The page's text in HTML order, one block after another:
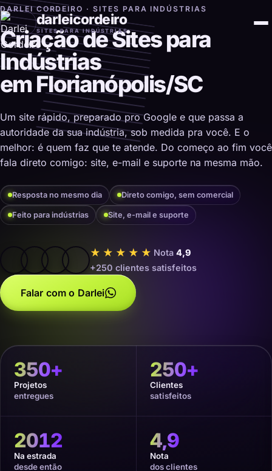
darleicordeiro
SITES PARA INDÚSTRIAS
DARLEI CORDEIRO · SITES PARA INDÚSTRIAS
Criação de Sites para
Indústrias
em Florianópolis/SC
Um site rápido, preparado pro Google e que passa a
autoridade da sua indústria, sob medida pra você. E o
melhor: é quem faz que te atende. Do começo ao fim você
fala direto comigo: site, e-mail e suporte na mesma mão.
Resposta no mesmo dia Direto comigo, sem comercial
Feito para indústrias Site, e-mail e suporte
★★★★★ Nota 4,9
+250 clientes satisfeitos
Falar com o Darlei
350+
Projetos
entregues
250+
Clientes
satisfeitos
2012
Na estrada
desde então
4,9
Nota
dos clientes